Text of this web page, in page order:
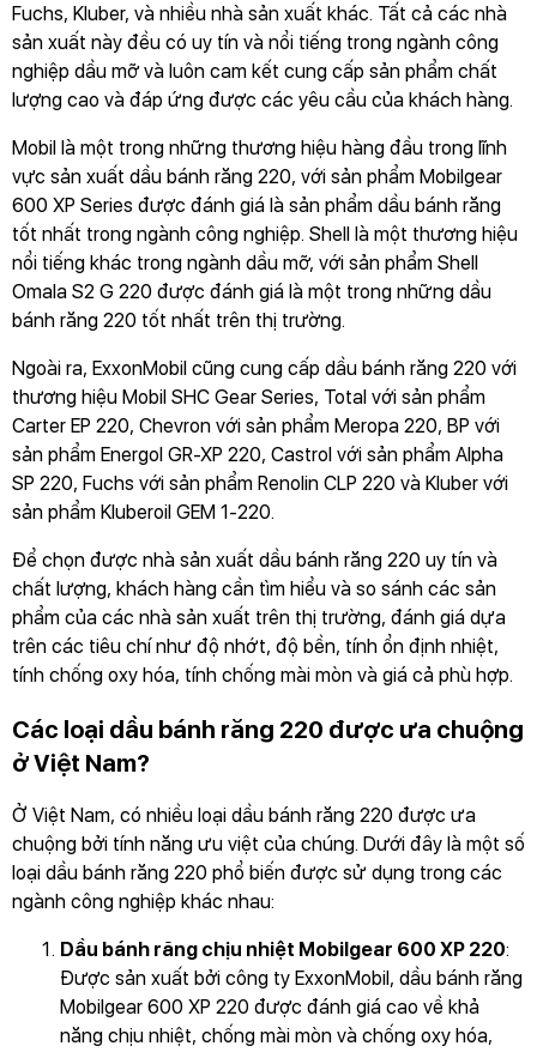
Fuchs, Kluber, và nhiều nhà sản xuất khác. Tất cả các nhà
sản xuất này đều có uy tín và nổi tiếng trong ngành công
nghiệp dầu mỡ và luôn cam kết cung cấp sản phẩm chất
lượng cao và đáp ứng được các yêu cầu của khách hàng.
Mobil là một trong những thương hiệu hàng đầu trong lĩnh
vực sản xuất dầu bánh răng 220, với sản phẩm Mobilgear
600 XP Series được đánh giá là sản phẩm dầu bánh răng
tốt nhất trong ngành công nghiệp. Shell là một thương hiệu
nổi tiếng khác trong ngành dầu mỡ, với sản phẩm Shell
Omala S2 G 220 được đánh giá là một trong những dầu
bánh răng 220 tốt nhất trên thị trường.
Ngoài ra, ExxonMobil cũng cung cấp dầu bánh răng 220 với
thương hiệu Mobil SHC Gear Series, Total với sản phẩm
Carter EP 220, Chevron với sản phẩm Meropa 220, BP với
sản phẩm Energol GR-XP 220, Castrol với sản phẩm Alpha
SP 220, Fuchs với sản phẩm Renolin CLP 220 và Kluber với
sản phẩm Kluberoil GEM 1-220.
Để chọn được nhà sản xuất dầu bánh răng 220 uy tín và
chất lượng, khách hàng cần tìm hiểu và so sánh các sản
phẩm của các nhà sản xuất trên thị trường, đánh giá dựa
trên các tiêu chí như độ nhớt, độ bền, tính ổn định nhiệt,
tính chống oxy hóa, tính chống mài mòn và giá cả phù hợp.
Các loại dầu bánh răng 220 được ưa chuộng
ở Việt Nam?
Ở Việt Nam, có nhiều loại dầu bánh răng 220 được ưa
chuộng bởi tính năng ưu việt của chúng. Dưới đây là một số
loại dầu bánh răng 220 phổ biến được sử dụng trong các
ngành công nghiệp khác nhau:
Dầu bánh răng chịu nhiệt Mobilgear 600 XP 220:
Được sản xuất bởi công ty ExxonMobil, dầu bánh răng
Mobilgear 600 XP 220 được đánh giá cao về khả
năng chịu nhiệt, chống mài mòn và chống oxy hóa,